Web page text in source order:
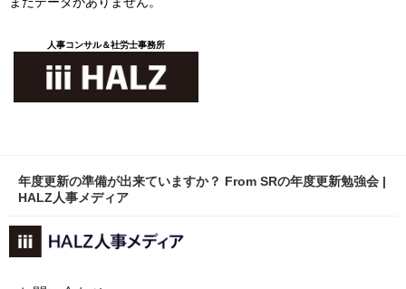
人事コンサル＆社労士事務所
年度更新の準備が出来ていますか？ From SRの年度更新勉強会 |
HALZ人事メディア